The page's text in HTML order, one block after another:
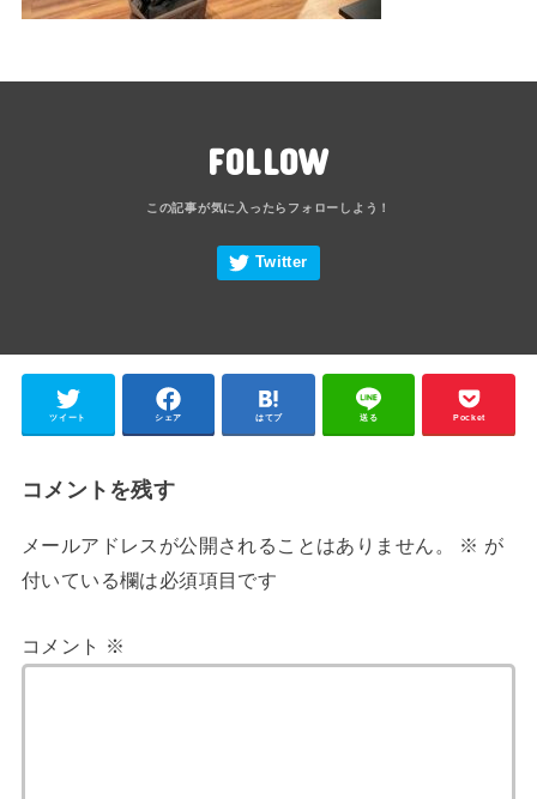
FOLLOW
ツイート シェア はてブ 送る Pocket
コメントを残す
メールアドレスが公開されることはありません。 ※ が
付いている欄は必須項目です
コメント ※